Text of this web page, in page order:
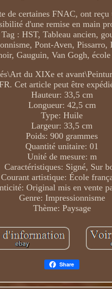
de certaines FNAC, ont
d'une remise en main
: HST, Tableau ancien,
Pont-Aven,
Gauguin, Van Gogh,
du XIXe et
Cet article peut être
Hauteur: 33,5 cm
Longueur: 42,5 cm
Type: Huile
Largeur: 33,5 cm
Poids: 900 grammes
Quantité unitaire: 01
Unité de mesure: m
Caractéristiques: Signé, Sur
Courant artistique: École
Original mis en vente
Genre: Impressionnisme
Thème: Paysage
Share